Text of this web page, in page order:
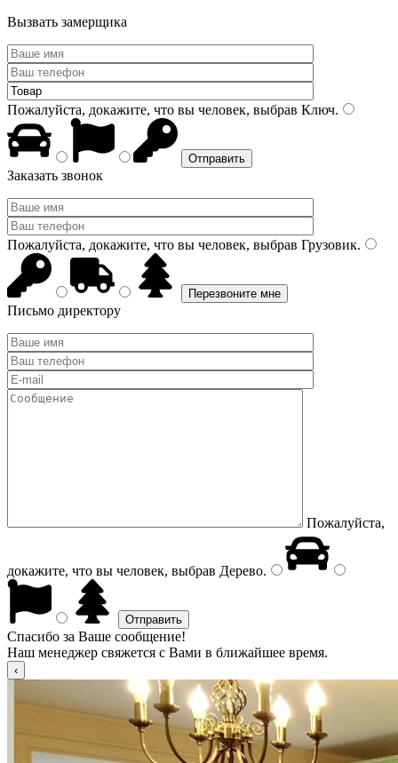
Вызвать замерщика
Пожалуйста, докажите, что вы человек, выбрав Ключ.
Заказать звонок
Пожалуйста, докажите, что вы человек, выбрав Грузовик.
Письмо директору
Пожалуйста,
докажите, что вы человек, выбрав Дерево.
Спасибо за Ваше сообщение!
Наш менеджер свяжется с Вами в ближайшее время.